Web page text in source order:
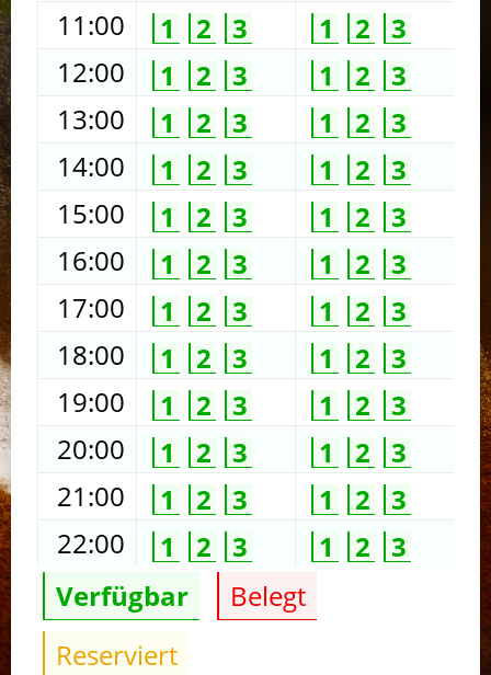
11:00
1 2 3 1 2
3
12:00
1 2 3 1 2
3
13:00
1 2 3 1 2
3
14:00
1 2 3 1 2
3
15:00
1 2 3 1 2
3
16:00
1 2 3 1 2
3
17:00
1 2 3 1 2
3
18:00
1 2 3 1 2
3
19:00
1 2 3 1 2
3
20:00
1 2 3 1 2
3
21:00
1 2 3 1 2
3
22:00
1 2 3 1 2
3
Verfügbar
Belegt
Reserviert